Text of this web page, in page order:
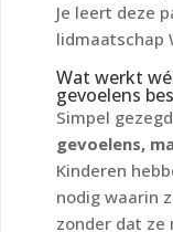
Je leert deze
lidmaatschap
Wat werkt
gevoelens
Simpel
gevoelens,
Kinderen
nodig waarin
zonder dat ze